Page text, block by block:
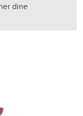
dine